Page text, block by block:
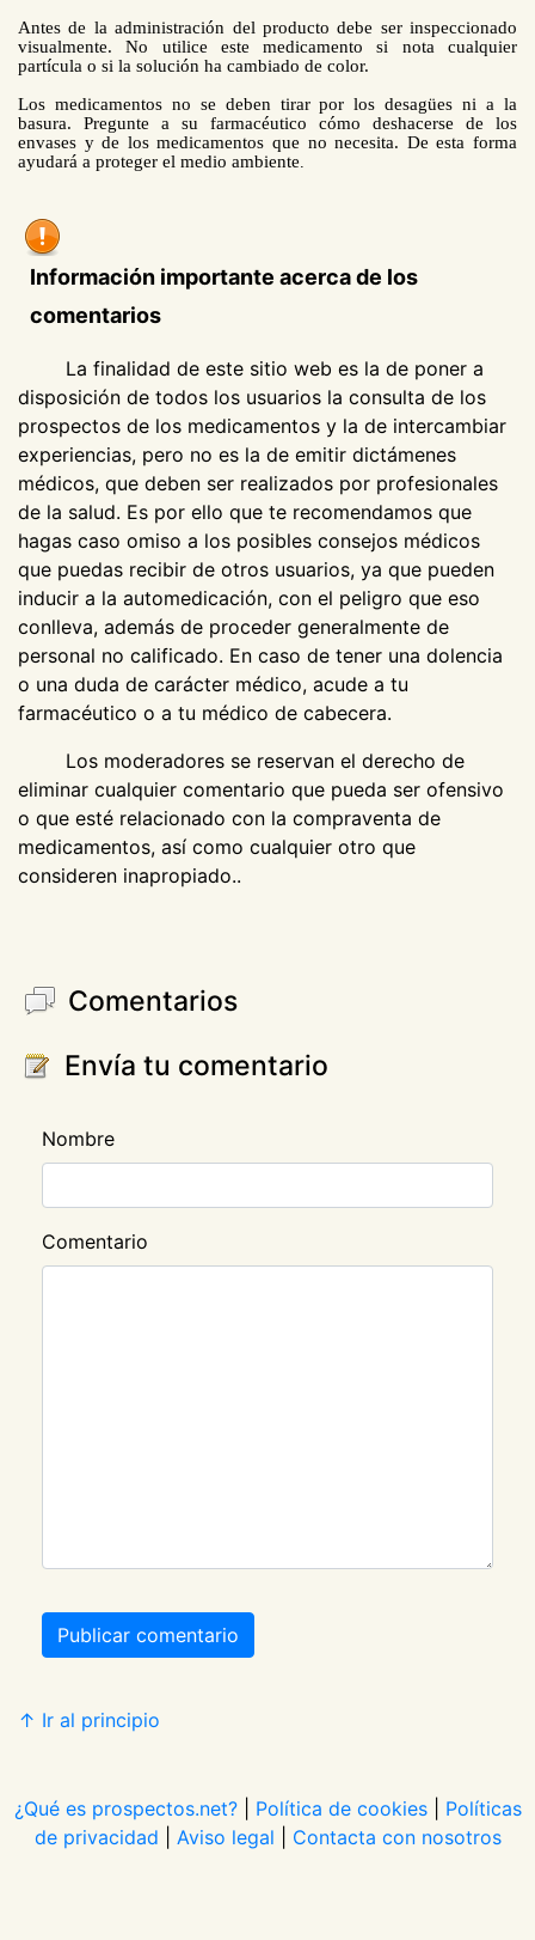
Antes de la administración del producto debe ser inspeccionado
visualmente. No utilice este medicamento si nota cualquier
partícula o si la solución ha cambiado de color.
Los medicamentos no se deben tirar por los desagües ni a la
basura. Pregunte a su farmacéutico cómo deshacerse de los
envases y de los medicamentos que no necesita. De esta forma
ayudará a proteger el medio ambiente
Información importante acerca de los
comentarios
La finalidad de este sitio web es la de poner a
disposición de todos los usuarios la consulta de los
prospectos de los medicamentos y la de intercambiar
experiencias, pero no es la de emitir dictámenes
médicos, que deben ser realizados por profesionales
de la salud. Es por ello que te recomendamos que
hagas caso omiso a los posibles consejos médicos
que puedas recibir de otros usuarios, ya que pueden
inducir a la automedicación, con el peligro que eso
conlleva, además de proceder generalmente de
personal no calificado. En caso de tener una dolencia
o una duda de carácter médico, acude a tu
farmacéutico o a tu médico de cabecera.
Los moderadores se reservan el derecho de
eliminar cualquier comentario que pueda ser ofensivo
o que esté relacionado con la compraventa de
medicamentos, así como cualquier otro que
consideren inapropiado..
Comentarios
Envía tu comentario
Nombre
Comentario
Publicar comentario
↑ Ir al principio
¿Qué es prospectos.net?| Política de cookies| Políticas
de privacidad
Aviso legal Contacta con nosotros